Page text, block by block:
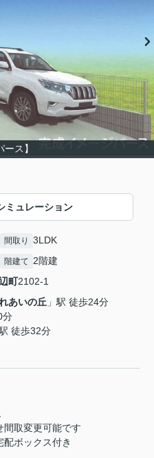
ース】
ミュレーション
間取り 3LDK
階建て 2階建
町2102-1
あいの丘 」駅 徒歩24分
分
徒歩32分
取変更可能です
ボックス付き